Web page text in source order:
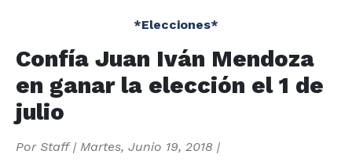
*Elecciones*
Confía Juan Iván Mendoza
en ganar la elección el 1 de
julio
Por Staff| Martes, Junio 19, 2018 |